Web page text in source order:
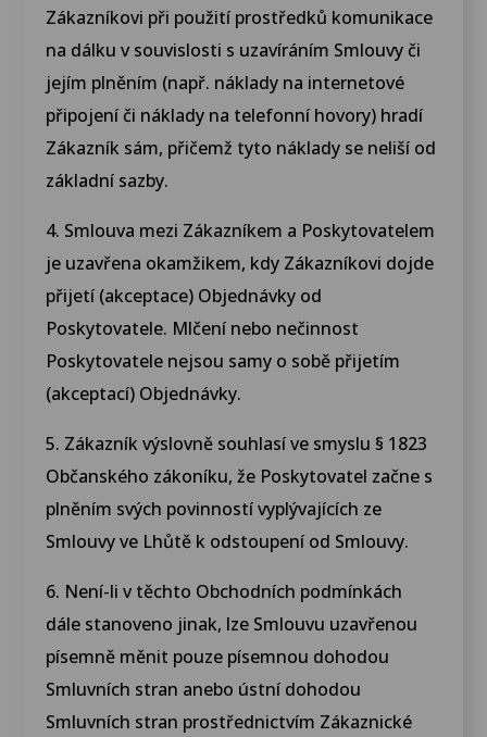
Zákazníkovi při použití prostředků komunikace
na dálku v souvislosti s uzavíráním Smlouvy či
jejím plněním (např. náklady na internetové
připojení či náklady na telefonní hovory) hradí
Zákazník sám, přičemž tyto náklady se neliší od
základní sazby.
4. Smlouva mezi Zákazníkem a Poskytovatelem
je uzavřena okamžikem, kdy Zákazníkovi dojde
přijetí (akceptace) Objednávky od
Poskytovatele. Mlčení nebo nečinnost
Poskytovatele nejsou samy o sobě přijetím
(akceptací) Objednávky.
5. Zákazník výslovně souhlasí ve smyslu § 1823
Občanského zákoníku, že Poskytovatel začne s
plněním svých povinností vyplývajících ze
Smlouvy ve Lhůtě k odstoupení od Smlouvy.
6. Není-li v těchto Obchodních podmínkách
dále stanoveno jinak, lze Smlouvu uzavřenou
písemně měnit pouze písemnou dohodou
Smluvních stran anebo ústní dohodou
Smluvních stran prostřednictvím Zákaznické